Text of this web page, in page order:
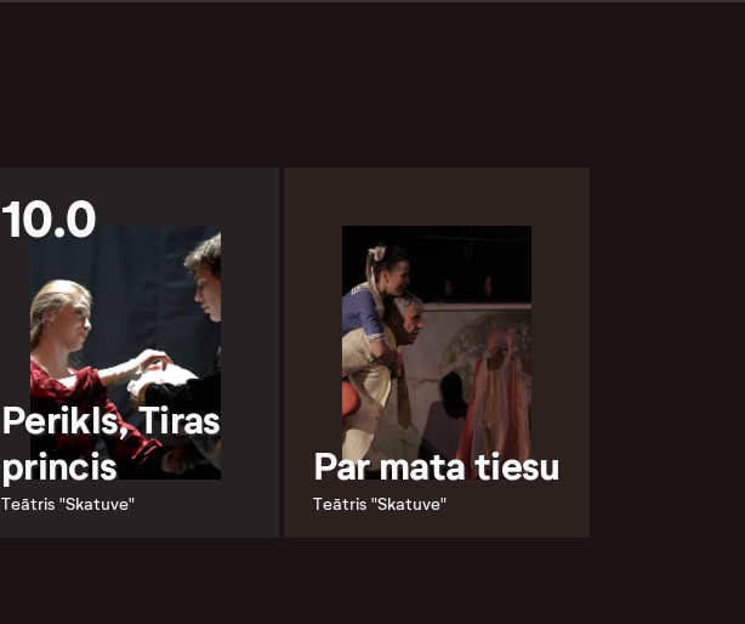
10.0
Perikls, Tiras
princis
Teātris "Skatuve"
Par mata tiesu
Teātris "Skatuve"